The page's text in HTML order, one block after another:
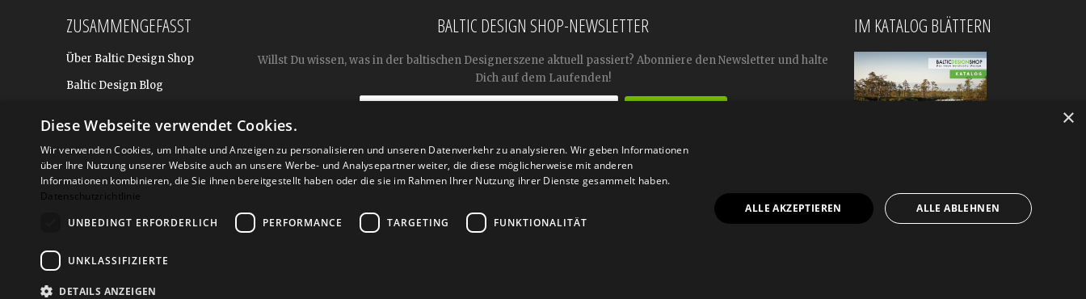
ZUSAMMENGEFASST
Über Baltic Design Shop
Baltic Design Blog
Für BtoB: Design Geschenke
Shop
BALTIC DESIGN SHOP-NEWSLETTER
Willst Du wissen, was in der baltischen Designerszene aktuell passiert? Abonniere den Newsletter und halte
Dich auf dem Laufenden!

IM KATALOG BLÄTTERN
×
Diese Webseite verwendet Cookies.
Wir verwenden Cookies, um Inhalte und Anzeigen zu personalisieren und unseren Datenverkehr zu analysieren. Wir geben Informationen
über Ihre Nutzung unserer Website auch an unsere Werbe- und Analysepartner weiter, die diese möglicherweise mit anderen
Informationen kombinieren, die Sie ihnen bereitgestellt haben oder die sie im Rahmen Ihrer Nutzung ihrer Dienste gesammelt haben.
Datenschutzrichtlinie
UNBEDINGT ERFORDERLICH
PERFORMANCE TARGETING FUNKTIONALITÄT
UNKLASSIFIZIERTE
DETAILS ANZEIGEN
ALLE AKZEPTIEREN ALLE ABLEHNEN